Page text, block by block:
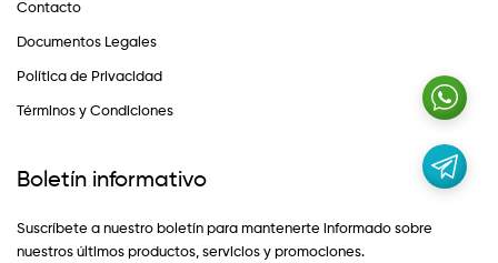
Contacto
Documentos Legales
Política de Privacidad
Términos y Condiciones
Boletín informativo
Suscríbete a nuestro boletín para mantenerte informado sobre
nuestros últimos productos, servicios y promociones.